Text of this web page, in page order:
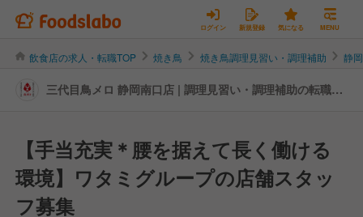
ログイン 新規登録 気になる MENU
飲食店の求人・転職TOP 焼き鳥 焼き鳥調理見習い・調理補助 静
三代目鳥メロ 静岡南口店 | 調理見習い・調理補助の転職・
【手当充実＊腰を据えて長く働ける
環境】ワタミグループの店舗スタッ
フ募集